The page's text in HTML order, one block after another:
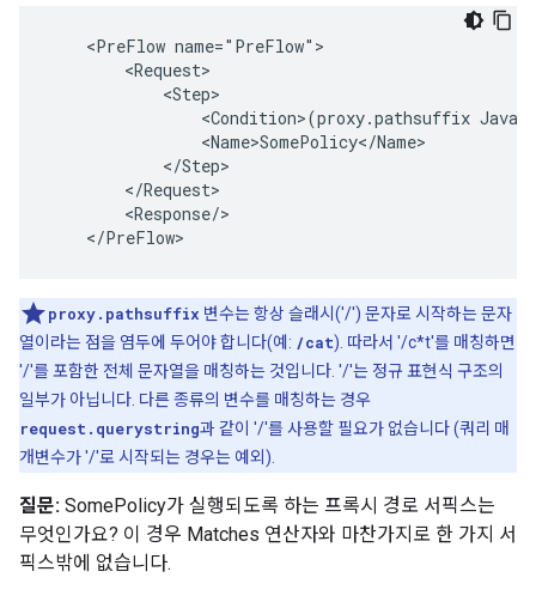
    <PreFlow name="PreFlow">
        <Request>
            <Step>
<Condition>(proxy.pathsuffix
                <Name>SomePolicy</Name>
            </Step>
        </Request>
        <Response/>
    </PreFlow>
proxy.pathsuffix 변수는 항상 슬래시('/') 문자로 시작하는 문자
열이라는 점을 염두에 두어야 합니다(예: /cat). 따라서 '/c*t'를 매칭하면
'/'를 포함한 전체 문자열을 매칭하는 것입니다. '/'는 정규 표현식 구조의
일부가 아닙니다. 다른 종류의 변수를 매칭하는 경우
request.querystring과 같이 '/'를 사용할 필요가 없습니다 (쿼리 매
개변수가 '/'로 시작되는 경우는 예외).
질문: SomePolicy가 실행되도록 하는 프록시 경로 서픽스는
무엇인가요? 이 경우 Matches 연산자와 마찬가지로 한 가지 서
픽스밖에 없습니다.